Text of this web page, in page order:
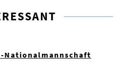
Nationalmannschaft